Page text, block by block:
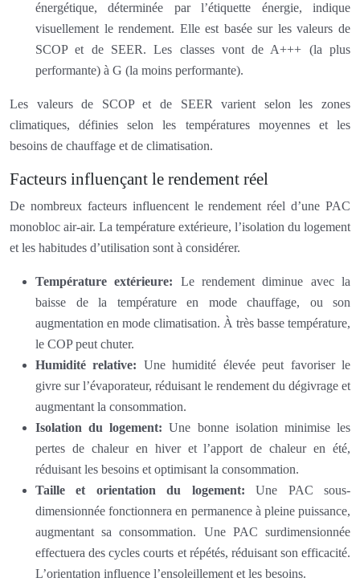
énergétique, déterminée par l’étiquette énergie, indique
visuellement le rendement. Elle est basée sur les valeurs de
SCOP et de SEER. Les classes vont de A+++ (la plus
performante) à G (la moins performante).
Les valeurs de SCOP et de SEER varient selon les zones
climatiques, définies selon les températures moyennes et les
besoins de chauffage et de climatisation.
Facteurs influençant le rendement réel
De nombreux facteurs influencent le rendement réel d’une PAC
monobloc air-air. La température extérieure, l’isolation du logement
et les habitudes d’utilisation sont à considérer.
Température extérieure: Le rendement diminue avec la
baisse de la température en mode chauffage, ou son
augmentation en mode climatisation. À très basse température,
le COP peut chuter.
Humidité relative: Une humidité élevée peut favoriser le
givre sur l’évaporateur, réduisant le rendement du dégivrage et
augmentant la consommation.
Isolation du logement:Une bonne isolation minimise les
pertes de chaleur en hiver et l’apport de chaleur en été,
réduisant les besoins et optimisant la consommation.
Taille et orientation du logement:Une PAC sous-
dimensionnée fonctionnera en permanence à pleine puissance,
augmentant sa consommation. Une PAC surdimensionnée
effectuera des cycles courts et répétés, réduisant son efficacité.
L’orientation influence l’ensoleillement et les besoins.